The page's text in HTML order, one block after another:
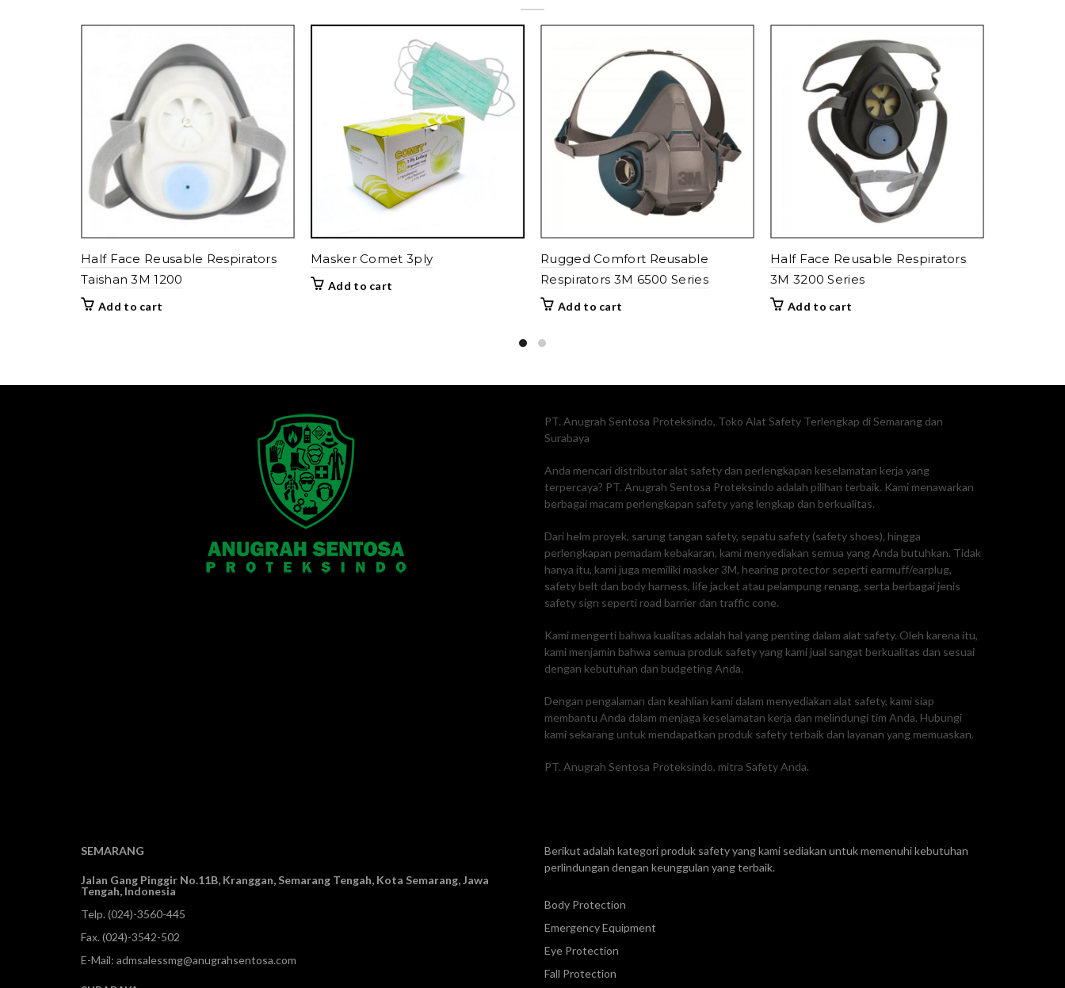
Half Face Reusable Respirators
Taishan 3M 1200
Add to cart
Masker Comet 3ply
Add to cart
Rugged Comfort Reusable
Respirators 3M 6500 Series
Add to cart
Half Face Reusable Respirators
3M 3200 Series
Add to cart
PT. Anugrah Sentosa Proteksindo, Toko Alat Safety Terlengkap di Semarang dan
Surabaya
Anda mencari distributor alat safety dan perlengkapan keselamatan kerja yang
terpercaya? PT. Anugrah Sentosa Proteksindo adalah pilihan terbaik. Kami menawarkan
berbagai macam perlengkapan safety yang lengkap dan berkualitas.
Dari helm proyek, sarung tangan safety, sepatu safety (safety shoes), hingga
perlengkapan pemadam kebakaran, kami menyediakan semua yang Anda butuhkan. Tidak
hanya itu, kami juga memiliki masker 3M, hearing protector seperti earmuff/earplug,
safety belt dan body harness, life jacket atau pelampung renang, serta berbagai jenis
safety sign seperti road barrier dan traffic cone.
Kami mengerti bahwa kualitas adalah hal yang penting dalam alat safety. Oleh karena itu,
kami menjamin bahwa semua produk safety yang kami jual sangat berkualitas dan sesuai
dengan kebutuhan dan budgeting Anda.
Dengan pengalaman dan keahlian kami dalam menyediakan alat safety, kami siap
membantu Anda dalam menjaga keselamatan kerja dan melindungi tim Anda. Hubungi
kami sekarang untuk mendapatkan produk safety terbaik dan layanan yang memuaskan.
PT. Anugrah Sentosa Proteksindo, mitra Safety Anda.
SEMARANG
Jalan Gang Pinggir No.11B, Kranggan,Semarang Tengah, Kota Semarang, Jawa
Tengah, Indonesia
Telp. (024)-3560-445
Fax. (024)-3542-502
E-Mail: admsalessmg@anugrahsentosa.com
Berikut adalah kategori produk safety yang kami sediakan untuk memenuhi kebutuhan
perlindungan dengan keunggulan yang terbaik.
Body Protection
Emergency Equipment
Eye Protection
Fall Protection